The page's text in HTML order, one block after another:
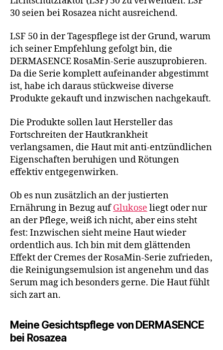
30 seien bei Rosazea nicht ausreichend.
LSF 50 in der Tagespflege ist der Grund, warum
ich seiner Empfehlung gefolgt bin, die
DERMASENCE RosaMin-Serie auszuprobieren.
Da die Serie komplett aufeinander abgestimmt
ist, habe ich daraus stückweise diverse
Produkte gekauft und inzwischen nachgekauft.
Die Produkte sollen laut Hersteller das
Fortschreiten der Hautkrankheit
verlangsamen, die Haut mit anti-entzündlichen
Eigenschaften beruhigen und Rötungen
effektiv entgegenwirken.
Ob es nun zusätzlich an der justierten
Ernährung in Bezug aufGlukose liegt oder nur
an der Pflege, weiß ich nicht, aber eins steht
fest: Inzwischen sieht meine Haut wieder
ordentlich aus. Ich bin mit dem glättenden
Effekt der Cremes der RosaMin-Serie zufrieden,
die Reinigungsemulsion ist angenehm und das
Serum mag ich besonders gerne. Die Haut fühlt
sich zart an.
Meine Gesichtspflege von DERMASENCE
bei Rosazea